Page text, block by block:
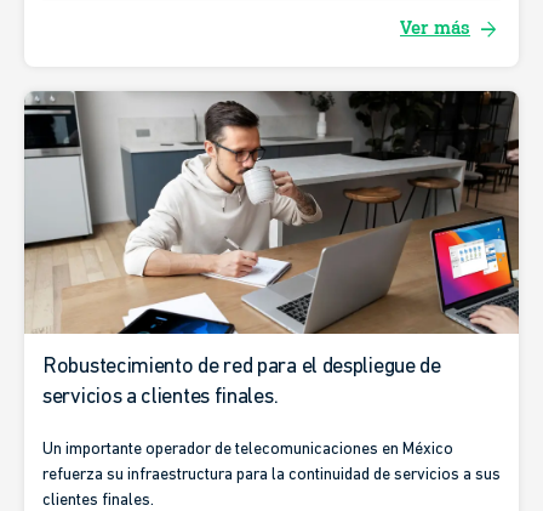
Ver más arrow_forward
Robustecimiento de red para el despliegue de
servicios a clientes finales.
Un importante operador de telecomunicaciones en México
refuerza su infraestructura para la continuidad de servicios a sus
clientes finales.